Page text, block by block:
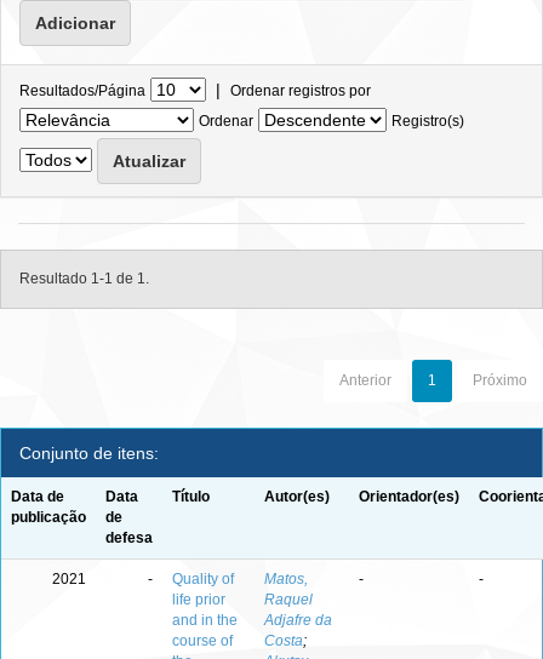
Resultados/Página | Ordenar registros por
Ordenar
Registro(s)
Resultado 1-1 de 1.
Anterior 1 Próximo
Conjunto de itens:
Data de
publicação
Data
de
defesa
Título Autor(es) Orientador(es)
2021 -
Quality of
life prior
and in the
course of
Matos,
Raquel
Adjafre da
Costa;
- -